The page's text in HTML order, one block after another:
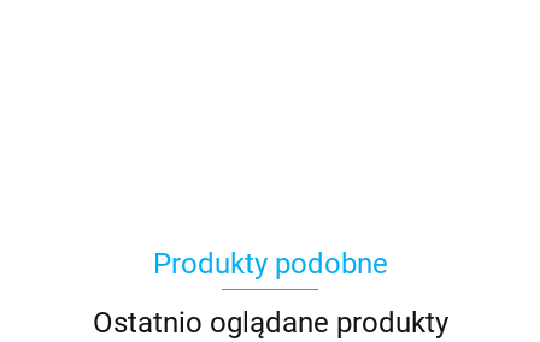
Produkty podobne
Ostatnio oglądane produkty